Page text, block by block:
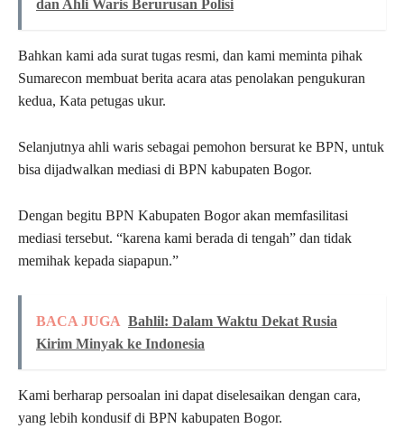
dan Ahli Waris Berurusan Polisi
Bahkan kami ada surat tugas resmi, dan kami meminta pihak
Sumarecon membuat berita acara atas penolakan pengukuran
kedua, Kata petugas ukur.
Selanjutnya ahli waris sebagai pemohon bersurat ke BPN, untuk
bisa dijadwalkan mediasi di BPN kabupaten Bogor.
Dengan begitu BPN Kabupaten Bogor akan memfasilitasi
mediasi tersebut. “karena kami berada di tengah” dan tidak
memihak kepada siapapun.”
BACA JUGA Bahlil: Dalam Waktu Dekat Rusia
Kirim Minyak ke Indonesia
Kami berharap persoalan ini dapat diselesaikan dengan cara,
yang lebih kondusif di BPN kabupaten Bogor.